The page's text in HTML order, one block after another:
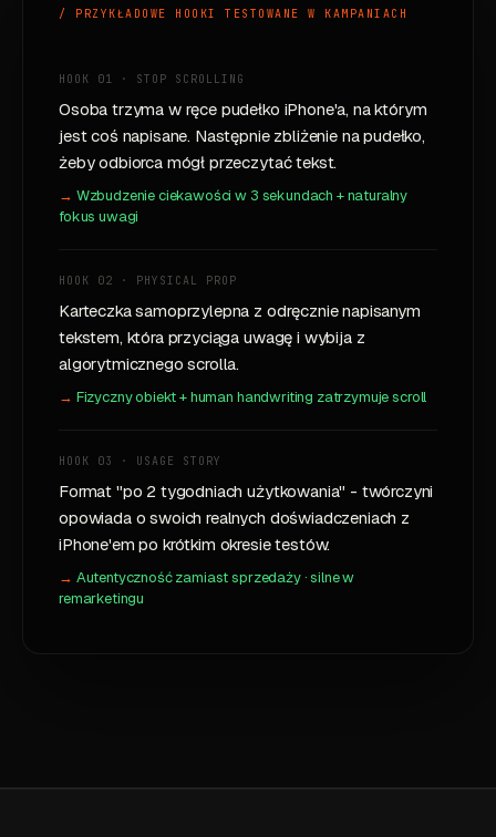
/ PRZYKŁADOWE HOOKI TESTOWANE W KAMPANIACH
HOOK 01 · STOP SCROLLING
Osoba trzyma w ręce pudełko iPhone'a, na którym
jest coś napisane. Następnie zbliżenie na pudełko,
żeby odbiorca mógł przeczytać tekst.
Wzbudzenie ciekawości w 3 sekundach + naturalny
fokus uwagi
HOOK 02 · PHYSICAL PROP
Karteczka samoprzylepna z odręcznie napisanym
tekstem, która przyciąga uwagę i wybija z
algorytmicznego scrolla.
Fizyczny obiekt + human handwriting zatrzymuje scroll
HOOK 03 · USAGE STORY
Format "po 2 tygodniach użytkowania" - twórczyni
opowiada o swoich realnych doświadczeniach z
iPhone'em po krótkim okresie testów.
Autentyczność zamiast sprzedaży · silne w
remarketingu